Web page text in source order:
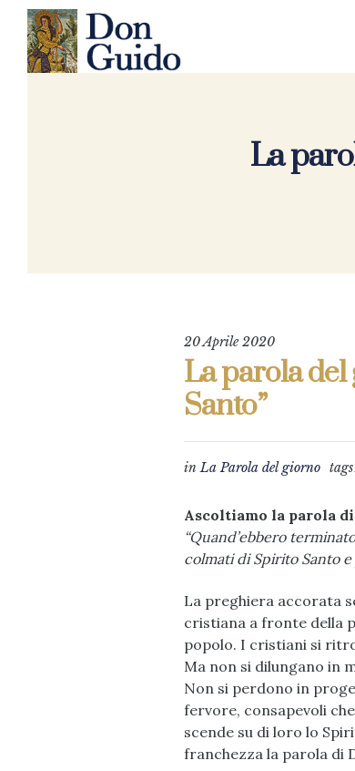
La
20 Aprile 2020
La parola
Santo”
inLa Parola del giorno tags
Ascoltiamo la parola
“Quand’ebbero
colmati di Spirito Santo
La preghiera accorata
cristiana a fronte della
popolo. I cristiani si
Ma non si dilungano in
Non si perdono in
fervore, consapevoli
scende su di loro lo
franchezza la parola di